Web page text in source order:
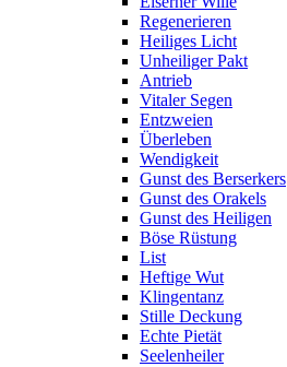
Regenerieren
Heiliges Licht
Unheiliger Pakt
Antrieb
Vitaler Segen
Entzweien
Überleben
Wendigkeit
Gunst des Berserkers
Gunst des Orakels
Gunst des Heiligen
Böse Rüstung
List
Heftige Wut
Klingentanz
Stille Deckung
Echte Pietät
Seelenheiler